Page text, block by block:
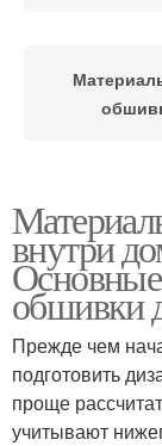
Стен в
внутри
обшивки
Прежде чем
подготовить
проще
учитывают